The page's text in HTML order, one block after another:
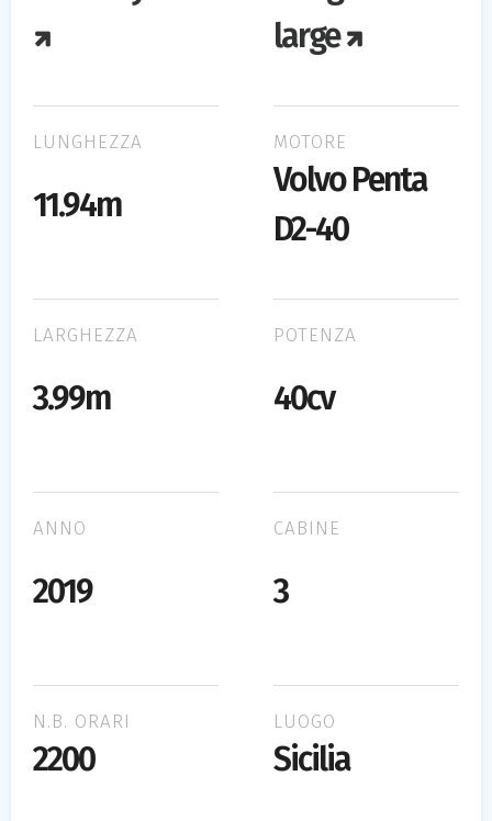
large
LUNGHEZZA
11.94m
MOTORE
Volvo Penta
D2-40
LARGHEZZA
3.99m
POTENZA
40cv
ANNO
2019
CABINE
3
N.B. ORARI
2200
LUOGO
Sicilia